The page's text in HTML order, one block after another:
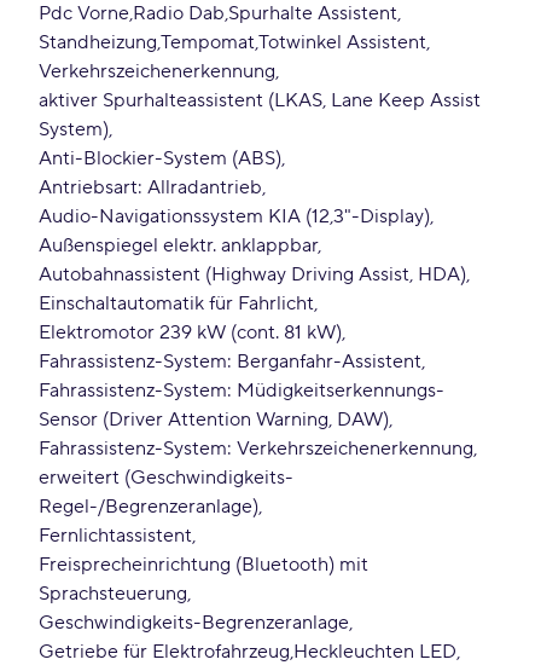
Pdc Vorne Radio Dab Spurhalte Assistent
Standheizung TempomatTotwinkel Assistent
Verkehrszeichenerkennung
aktiver Spurhalteassistent (LKAS, Lane Keep Assist
System)
Anti-Blockier-System (ABS)
Antriebsart: Allradantrieb
Audio-Navigationssystem KIA (12,3"-Display)
Außenspiegel elektr. anklappbar
Autobahnassistent (Highway Driving Assist, HDA)
Einschaltautomatik für Fahrlicht
Elektromotor 239 kW (cont. 81 kW)
Fahrassistenz-System: Berganfahr-Assistent
Fahrassistenz-System: Müdigkeitserkennungs-
Sensor (Driver Attention Warning, DAW)
Fahrassistenz-System: Verkehrszeichenerkennung,
erweitert (Geschwindigkeits-
Regel-/Begrenzeranlage)
Fernlichtassistent
Freisprecheinrichtung (Bluetooth) mit
Sprachsteuerung
Geschwindigkeits-Begrenzeranlage
Getriebe für Elektrofahrzeug Heckleuchten LED